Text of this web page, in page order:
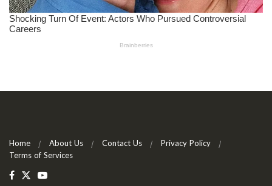
Home About Us Contact Us
Privacy Policy
Terms of Services